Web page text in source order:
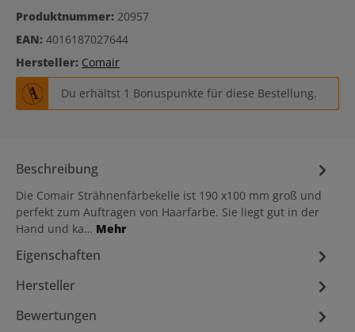
Produktnummer: 20957
EAN: 4016187027644
Hersteller: Comair
Du erhältst 1 Bonuspunkte für diese Bestellung.
Beschreibung
Die Comair Strähnenfärbekelle ist 190 x100 mm groß und
perfekt zum Auftragen von Haarfarbe. Sie liegt gut in der
Hand und ka… Mehr
Eigenschaften
Hersteller
Bewertungen